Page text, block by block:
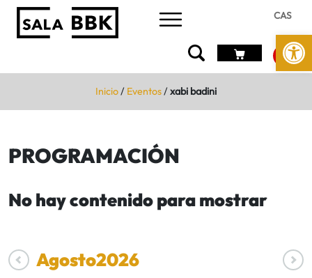
Abrir
CAS
Inicio/ Eventos/xabi badini
PROGRAMACIÓN
No hay contenido para mostrar
Agosto2026